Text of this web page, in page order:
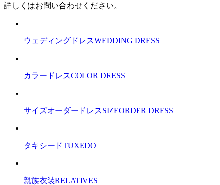
詳しくはお問い合わせください。
ウェディングドレスWEDDING DRESS
カラードレスCOLOR DRESS
サイズオーダードレスSIZEORDER DRESS
タキシードTUXEDO
親族衣装RELATIVES